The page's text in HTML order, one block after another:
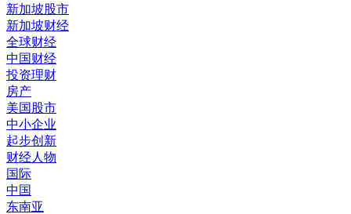
新加坡股市
新加坡财经
全球财经
中国财经
投资理财
房产
美国股市
中小企业
起步创新
财经人物
国际
中国
东南亚